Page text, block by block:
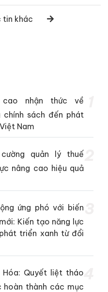
tin khác
cao nhận thức về
chính sách đến phát
Nam
quản lý thuế
nâng cao hiệu quả
ứng phó với biến
Kiến tạo năng lực
triển xanh từ đổi
Hóa: Quyết liệt tháo
hoàn thành các mục